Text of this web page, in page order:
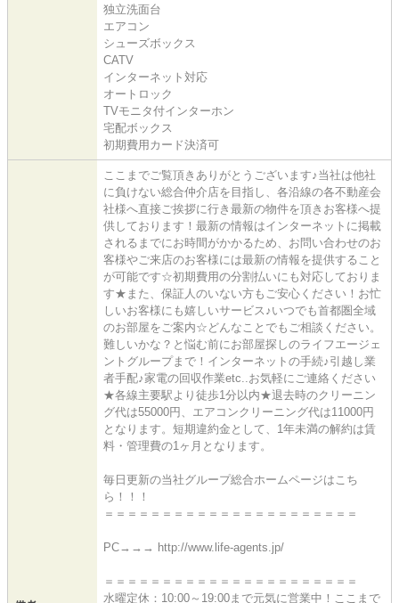
独立洗面台
エアコン
シューズボックス
CATV
インターネット対応
オートロック
TVモニタ付インターホン
宅配ボックス
初期費用カード決済可
ここまでご覧頂きありがとうございます♪当社は他社
に負けない総合仲介店を目指し、各沿線の各不動産会
社様へ直接ご挨拶に行き最新の物件を頂きお客様へ提
供しております！最新の情報はインターネットに掲載
されるまでにお時間がかかるため、お問い合わせのお
客様やご来店のお客様には最新の情報を提供すること
が可能です☆初期費用の分割払いにも対応しておりま
す★また、保証人のいない方もご安心ください！お忙
しいお客様にも嬉しいサービス♪いつでも首都圏全域
のお部屋をご案内☆どんなことでもご相談ください。
難しいかな？と悩む前にお部屋探しのライフエージェ
ントグループまで！インターネットの手続♪引越し業
者手配♪家電の回収作業etc..お気軽にご連絡ください
★各線主要駅より徒歩1分以内★退去時のクリーニン
グ代は55000円、エアコンクリーニング代は11000円
となります。短期違約金として、1年未満の解約は賃
料・管理費の1ヶ月となります。
毎日更新の当社グループ総合ホームページはこち
ら！！！
＝＝＝＝＝＝＝＝＝＝＝＝＝＝＝＝＝＝＝＝＝＝
PC→→→ http://www.life-agents.jp/
＝＝＝＝＝＝＝＝＝＝＝＝＝＝＝＝＝＝＝＝＝＝
水曜定休：10:00～19:00まで元気に営業中！ここまで